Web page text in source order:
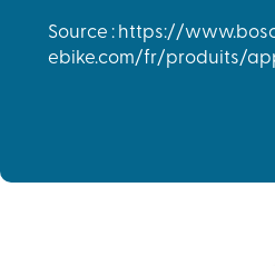
Source : https://
ebike.com/fr/produits/